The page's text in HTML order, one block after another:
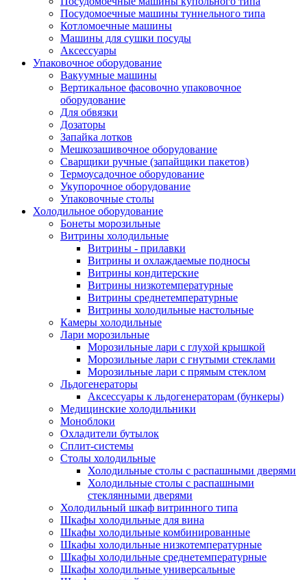
Посудомоечные машины туннельного типа
Котломоечные машины
Машины для сушки посуды
Аксессуары
Упаковочное оборудование
Вакуумные машины
Вертикальное фасовочно упаковочное
оборудование
Для обвязки
Дозаторы
Запайка лотков
Мешкозашивочное оборудование
Сварщики ручные (запайщики пакетов)
Термоусадочное оборудование
Укупорочное оборудование
Упаковочные столы
Холодильное оборудование
Бонеты морозильные
Витрины холодильные
Витрины - прилавки
Витрины и охлаждаемые подносы
Витрины кондитерские
Витрины низкотемпературные
Витрины среднетемпературные
Витрины холодильные настольные
Камеры холодильные
Лари морозильные
Морозильные лари с глухой крышкой
Морозильные лари с гнутыми стеклами
Морозильные лари с прямым стеклом
Льдогенераторы
Аксессуары к льдогенераторам (бункеры)
Медицинские холодильники
Моноблоки
Охладители бутылок
Сплит-системы
Столы холодильные
Холодильные столы с распашными дверями
Холодильные столы с распашными
стеклянными дверями
Холодильный шкаф витринного типа
Шкафы холодильные для вина
Шкафы холодильные комбинированные
Шкафы холодильные низкотемпературные
Шкафы холодильные среднетемпературные
Шкафы холодильные универсальные